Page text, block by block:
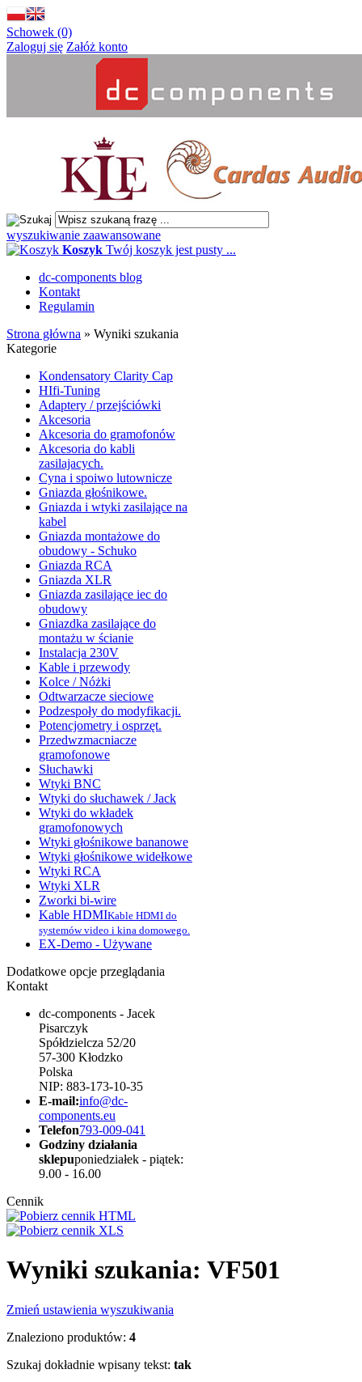
Schowek (0)
Zaloguj się Załóż konto
wyszukiwanie zaawansowane
Koszyk Twój koszyk jest pusty ...
dc-components blog
Kontakt
Regulamin
Strona główna » Wyniki szukania
Kategorie
Kondensatory Clarity Cap
HIfi-Tuning
Adaptery / przejściówki
Akcesoria
Akcesoria do gramofonów
Akcesoria do kabli
zasilajacych.
Cyna i spoiwo lutownicze
Gniazda głośnikowe.
Gniazda i wtyki zasilające na
kabel
Gniazda montażowe do
obudowy - Schuko
Gniazda RCA
Gniazda XLR
Gniazda zasilające iec do
obudowy
Gniazdka zasilające do
montażu w ścianie
Instalacja 230V
Kable i przewody
Kolce / Nóżki
Odtwarzacze sieciowe
Podzespoły do modyfikacji.
Potencjometry i osprzęt.
Przedwzmacniacze
gramofonowe
Słuchawki
Wtyki BNC
Wtyki do słuchawek / Jack
Wtyki do wkładek
gramofonowych
Wtyki głośnikowe bananowe
Wtyki głośnikowe widełkowe
Wtyki RCA
Wtyki XLR
Zworki bi-wire
Kable HDMIKable HDMI do
systemów video i kina domowego.
EX-Demo - Używane
Dodatkowe opcje przeglądania
Kontakt
dc-components - Jacek
Pisarczyk
Spółdzielcza 52/20
57-300 Kłodzko
Polska
NIP: 883-173-10-35
E-mail:info@dc-
components.eu
Telefon793-009-041
Godziny działania
sklepuponiedziałek - piątek:
9.00 - 16.00
Cennik
Wyniki szukania: VF501
Zmień ustawienia wyszukiwania
Znaleziono produktów: 4
Szukaj dokładnie wpisany tekst: tak